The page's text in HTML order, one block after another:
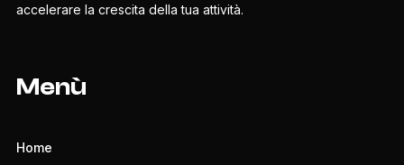
accelerare la crescita della tua attività.
Menù
Home